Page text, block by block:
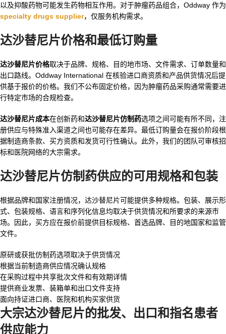
以及抑酸药物可能发生药物相互作用。对于肿瘤药品组合，Oddway 作为
specialty drugs supplier，仅服务机构需求。
达沙替尼片价格和最低订购量
达沙替尼片价格取决于品牌、规格、目的地市场、文件需求、订单数量和
出口路线。Oddway International 在核验进口商资质和产品供货情况后提
供基于报价的价格。我们不公布固定价格，因为肿瘤药品采购通常需要进
行特定市场的合规检查。
达沙替尼片成本在创新药和达沙替尼片仿制药选项之间可能有所不同，注
册供应与特殊准入渠道之间也可能存在差异。最低订购量会在报价阶段根
据制造商条款、买方资质和发货可行性确认。此外，我们的团队可审核招
标和医院网络的大宗需求。
达沙替尼片仿制药供应的可用规格和包装
根据品牌和国家注册情况，达沙替尼片可能提供多种规格。包装、展示形
式、包装规格、语言和序列化信息均取决于供货情况和所要求的来源市
场。因此，买方应在报价前提供目标规格、首选品牌、目的地国家和监管
文件。
原研或获批仿制药选项取决于供货情况
根据当前制造商供应情况确认规格
在采购过程中共享批次文件和有效期详情
提供商业发票、装箱单和出口文件支持
面向持证进口商、医院和机构买家供货
大宗达沙替尼片的批发、出口和指名患者
供应能力